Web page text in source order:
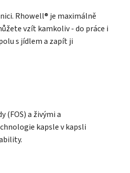
Rhowell® je maximálně
vzít kamkoliv - do práce i
s jídlem a zapít ji
(FOS) a živými a
kapsle v kapsli